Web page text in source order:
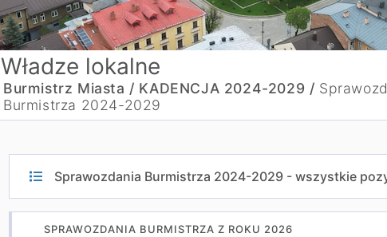
Władze lokalne
Burmistrz Miasta / KADENCJA 2024-2029 /
Burmistrza 2024-2029
Sprawozdania Burmistrza 2024-2029 - wszystkie
SPRAWOZDANIA BURMISTRZA Z ROKU 2026